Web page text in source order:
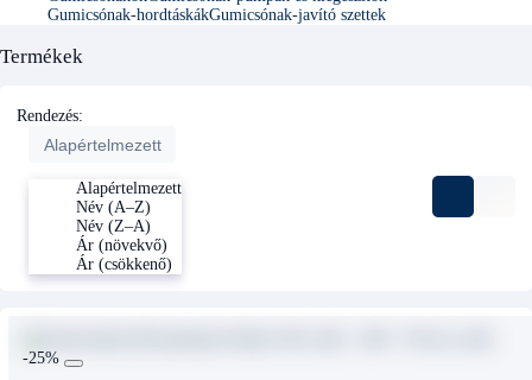
Gumicsónak-hordtáskákGumicsónak-javító szettek
Termékek
Rendezés:
Alapértelmezett
Alapértelmezett
Név (A–Z)
Név (Z–A)
Ár (növekvő)
Ár (csökkenő)
-25%